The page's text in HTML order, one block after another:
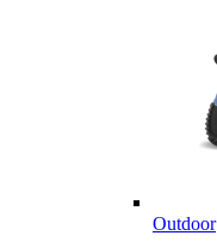
Outdoor